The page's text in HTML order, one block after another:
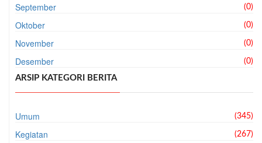
September (0)
Oktober (0)
November (0)
Desember (0)
ARSIP KATEGORI BERITA
Umum (345)
Kegiatan (267)